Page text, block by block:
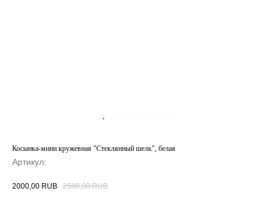
Косынка-мини кружевная "Стеклянный шелк", белая
Артикул:
2000,00 RUB 2500,00 RUB